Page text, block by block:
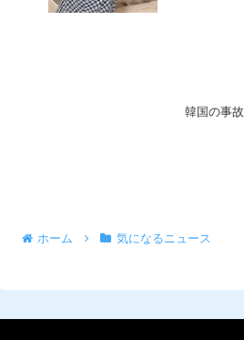
韓国の事故
ホーム 気になるニュース